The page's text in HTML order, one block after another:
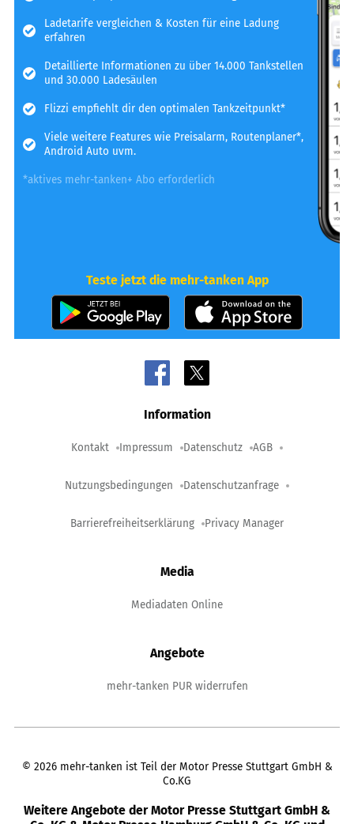
Ladetarife vergleichen & Kosten für eine Ladung
erfahren
Detaillierte Informationen zu über 14.000 Tankstellen
und 30.000 Ladesäulen
Flizzi empfiehlt dir den optimalen Tankzeitpunkt*
Viele weitere Features wie Preisalarm, Routenplaner*,
Android Auto uvm.
*aktives mehr-tanken+ Abo erforderlich
Teste jetzt die mehr-tanken App
Information
Kontakt Impressum Datenschutz AGB
Nutzungsbedingungen Datenschutzanfrage
Barrierefreiheitserklärung Privacy Manager
Media
Mediadaten Online
Angebote
mehr-tanken PUR widerrufen
© 2026 mehr-tanken ist Teil der Motor Presse Stuttgart GmbH &
Co.KG
Weitere Angebote der Motor Presse Stuttgart GmbH &